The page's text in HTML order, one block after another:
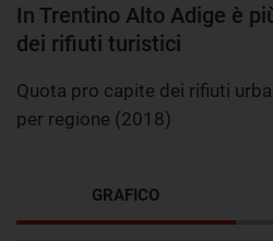
In Trentino Alto Adige è
dei rifiuti turistici
Quota pro capite dei rifiuti
per regione (2018)
GRAFICO